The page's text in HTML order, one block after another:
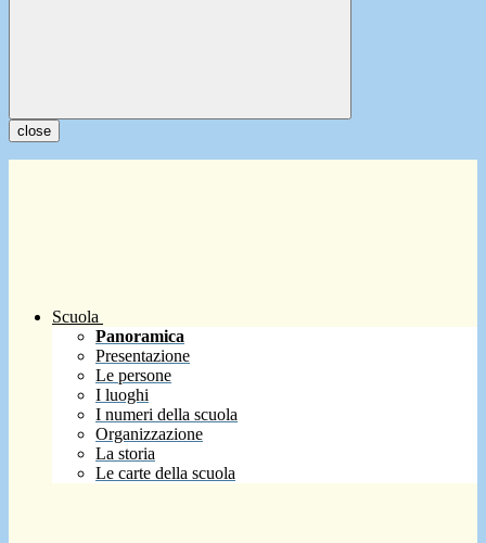
close
Scuola
Panoramica
Presentazione
Le persone
I luoghi
I numeri della scuola
Organizzazione
La storia
Le carte della scuola